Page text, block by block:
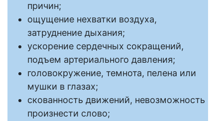
причин;
ощущение нехватки воздуха,
затруднение дыхания;
ускорение сердечных сокращений,
подъем артериального давления;
головокружение, темнота, пелена или
мушки в глазах;
скованность движений, невозможность
произнести слово;